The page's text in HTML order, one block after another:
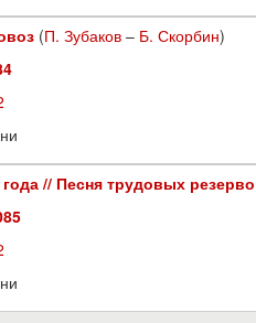
(П. Зубаков – Б. Скорбин)
// Песня трудовых